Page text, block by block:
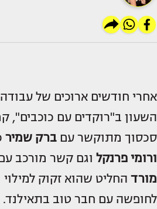
אחרי חודשים ארוכים של עבודה
השעון ב"רוקדים עם כוכבים",
סכסוך מתוקשר עם ברק שמיר
ורומי פרנקל וגם קשר מורכב
מורד החליט שהוא זקוק
לחופשה עם חבר טוב בתאילנד.